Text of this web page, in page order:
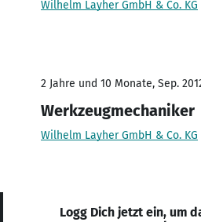
Wilhelm Layher GmbH & Co. KG
2 Jahre und 10 Monate, Sep.
Werkzeugmechaniker
Wilhelm Layher GmbH & Co. KG
Logg Dich jetzt ein, um